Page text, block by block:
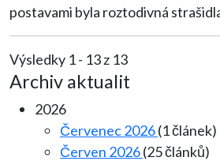
postavami byla roztodivná
Výsledky 1 - 13 z 13
Archiv aktualit
2026
Červenec 2026(1 článek)
Červen 2026(25 článků)